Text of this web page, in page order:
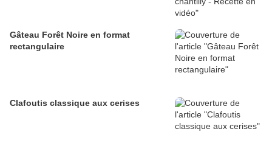
Gâteau Forêt Noire en format
rectangulaire
Clafoutis classique aux cerises